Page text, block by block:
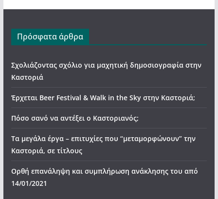
Πρόσφατα άρθρα
Σχολιάζοντας σχόλιο για μαχητική δημοσιογραφία στην
Καστοριά
Έρχεται Beer Festival & Walk in the Sky στην Καστοριά;
Πόσο σανό να αντέξει ο Καστοριανός;
Τα μεγάλα έργα – επιτυχίες που “μεταμορφώνουν” την
Καστοριά, σε τίτλους
Ορθή επανάληψη και συμπλήρωση ανάκλησης του από
14/01/2021